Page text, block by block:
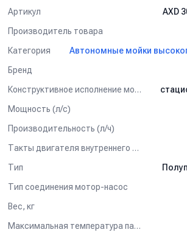
Работа с подачей воды как от
Экономичный расход топлива.
Принцип работы
фильтр тонкой очистки.
Насос Comet создаёт давление до
загрязнения.
Переключение режимов
Очистка легковых и грузовых
Мойка строительной и
Промышленная очистка площадок и
Артикул
AXD
Производитель товара
Категория
Автономные мойки
Бренд
Конструктивное исполнение мойки
Мощность (л/с)
Производительность (л/ч)
Такты двигателя внутреннего сгорания
Тип
Тип соединения мотор-насос
Вес, кг
Максимальная температура пара (°C)